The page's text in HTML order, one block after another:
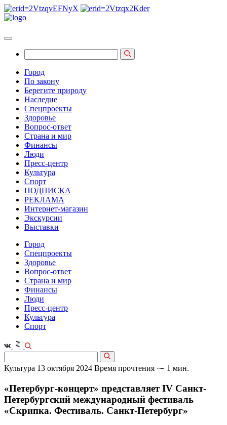
Город
По закону
Берегите природу
Наследие
Спецпроекты
Здоровье
Вопрос-ответ
Страна и мир
Финансы
Люди
Пресс-центр
Культура
Спорт
ПОДПИСКА
РЕКЛАМА
Интернет-магазин
Экскурсии
Выставки
Город
Спецпроекты
Здоровье
Вопрос-ответ
Страна и мир
Финансы
Люди
Пресс-центр
Культура
Спорт
Культура 13 октября 2024 Время прочтения ⁓ 1 мин.
«Петербург-концерт» представляет IV Санкт-
Петербургский международный фестиваль
«Скрипка. Фестиваль. Санкт-Петербург»